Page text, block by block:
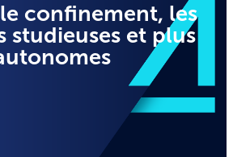
confinement, les
studieuses et plus